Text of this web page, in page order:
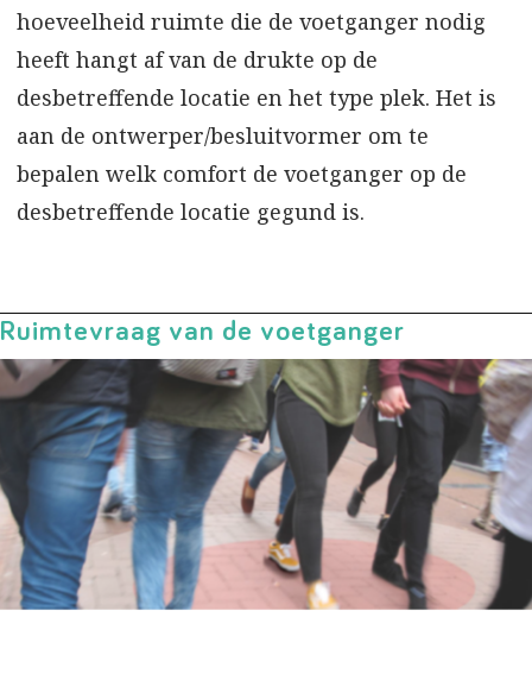
hoeveelheid ruimte die de voetganger nodig
heeft hangt af van de drukte op de
desbetreffende locatie en het type plek. Het is
aan de ontwerper/besluitvormer om te
bepalen welk comfort de voetganger op de
desbetreffende locatie gegund is.
Ruimtevraag van de voetganger